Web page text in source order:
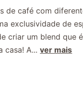
de café com
exclusividade de
criar um blend que
casa! A...ver mais